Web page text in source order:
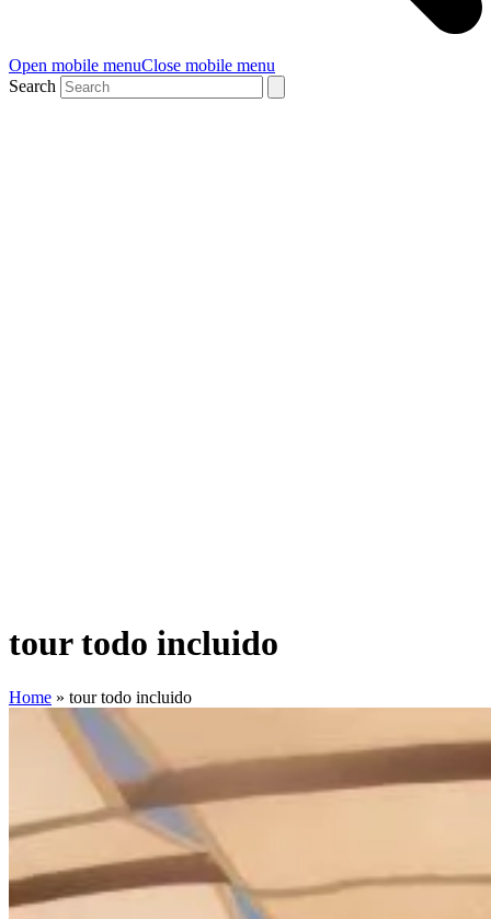
Open mobile menuClose mobile menu
Search
tour todo incluido
Home » tour todo incluido